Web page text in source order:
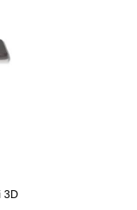
3D